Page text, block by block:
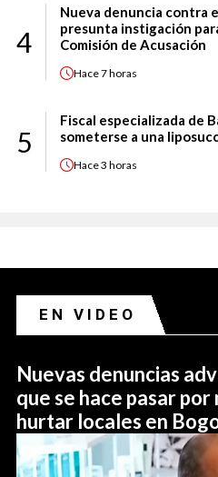
4
Nueva denuncia contra
presunta instigación
Comisión de Acusación
Hace7 horas
5
Fiscal especializada de
someterse a una
Hace3 horas
EN VIDEO
Nuevas denuncias
que se hace pasar
hurtar locales en